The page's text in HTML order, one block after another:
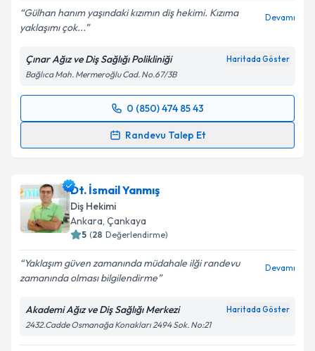
Gülhan hanım yaşındaki kızımın diş hekimi. Kızıma
yaklaşımı çok...
Devamı
Çınar Ağız ve Diş Sağlığı Polikliniği Haritada Göster
Bağlıca Mah. Mermeroğlu Cad. No.67/3B
0 (850) 474 85 43
Randevu Talep Et
Randevu Takvimi Talebi
takvim hazırlandığında e-posta ile bilgilendireceğiz.
E-posta Adresiniz
Kişisel verilerimin işlenmesine ilişkin
kapsamda işlenmesini kabul ediyorum.
Dt. İsmail Yanmış
Diş Hekimi
Ankara, Çankaya
5 (28 Değerlendirme)
Yaklaşım güven zamanında müdahale ilği randevu
zamanında olması bilgilendirme
Devamı
Akademi Ağız ve Diş Sağlığı Merkezi Haritada Göster
2432.Cadde Osmanağa Konakları 2494 Sok. No:21